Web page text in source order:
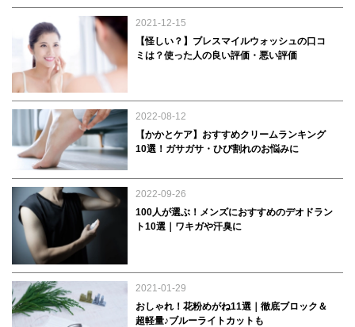
2021-12-15
【怪しい？】ブレスマイルウォッシュの口コ
ミは？使った人の良い評価・悪い評価
2022-08-12
【かかとケア】おすすめクリームランキング
10選！ガサガサ・ひび割れのお悩みに
2022-09-26
100人が選ぶ！メンズにおすすめのデオドラン
ト10選｜ワキガや汗臭に
2021-01-29
おしゃれ！花粉めがね11選｜徹底ブロック＆
超軽量♪ブルーライトカットも